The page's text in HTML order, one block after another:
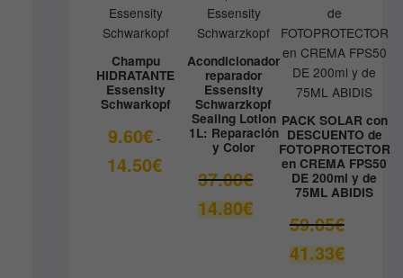
OFERTA
Champu
HIDRATANTE
Essensity
Schwarkopf
9.60€ -
14.50€Rango
precios:
Acondicionador
reparador
Essensity
Schwarzkopf
Sealing Lotion
1L: Reparación
y Color
37.00€El
original
37.00€.
14.80€El
precio
PACK SOLAR con
DESCUENTO de
FOTOPROTECTOR
en CREMA FPS50
DE 200ml y de
75ML ABIDIS
59.05€El
original
41.33€El
precio